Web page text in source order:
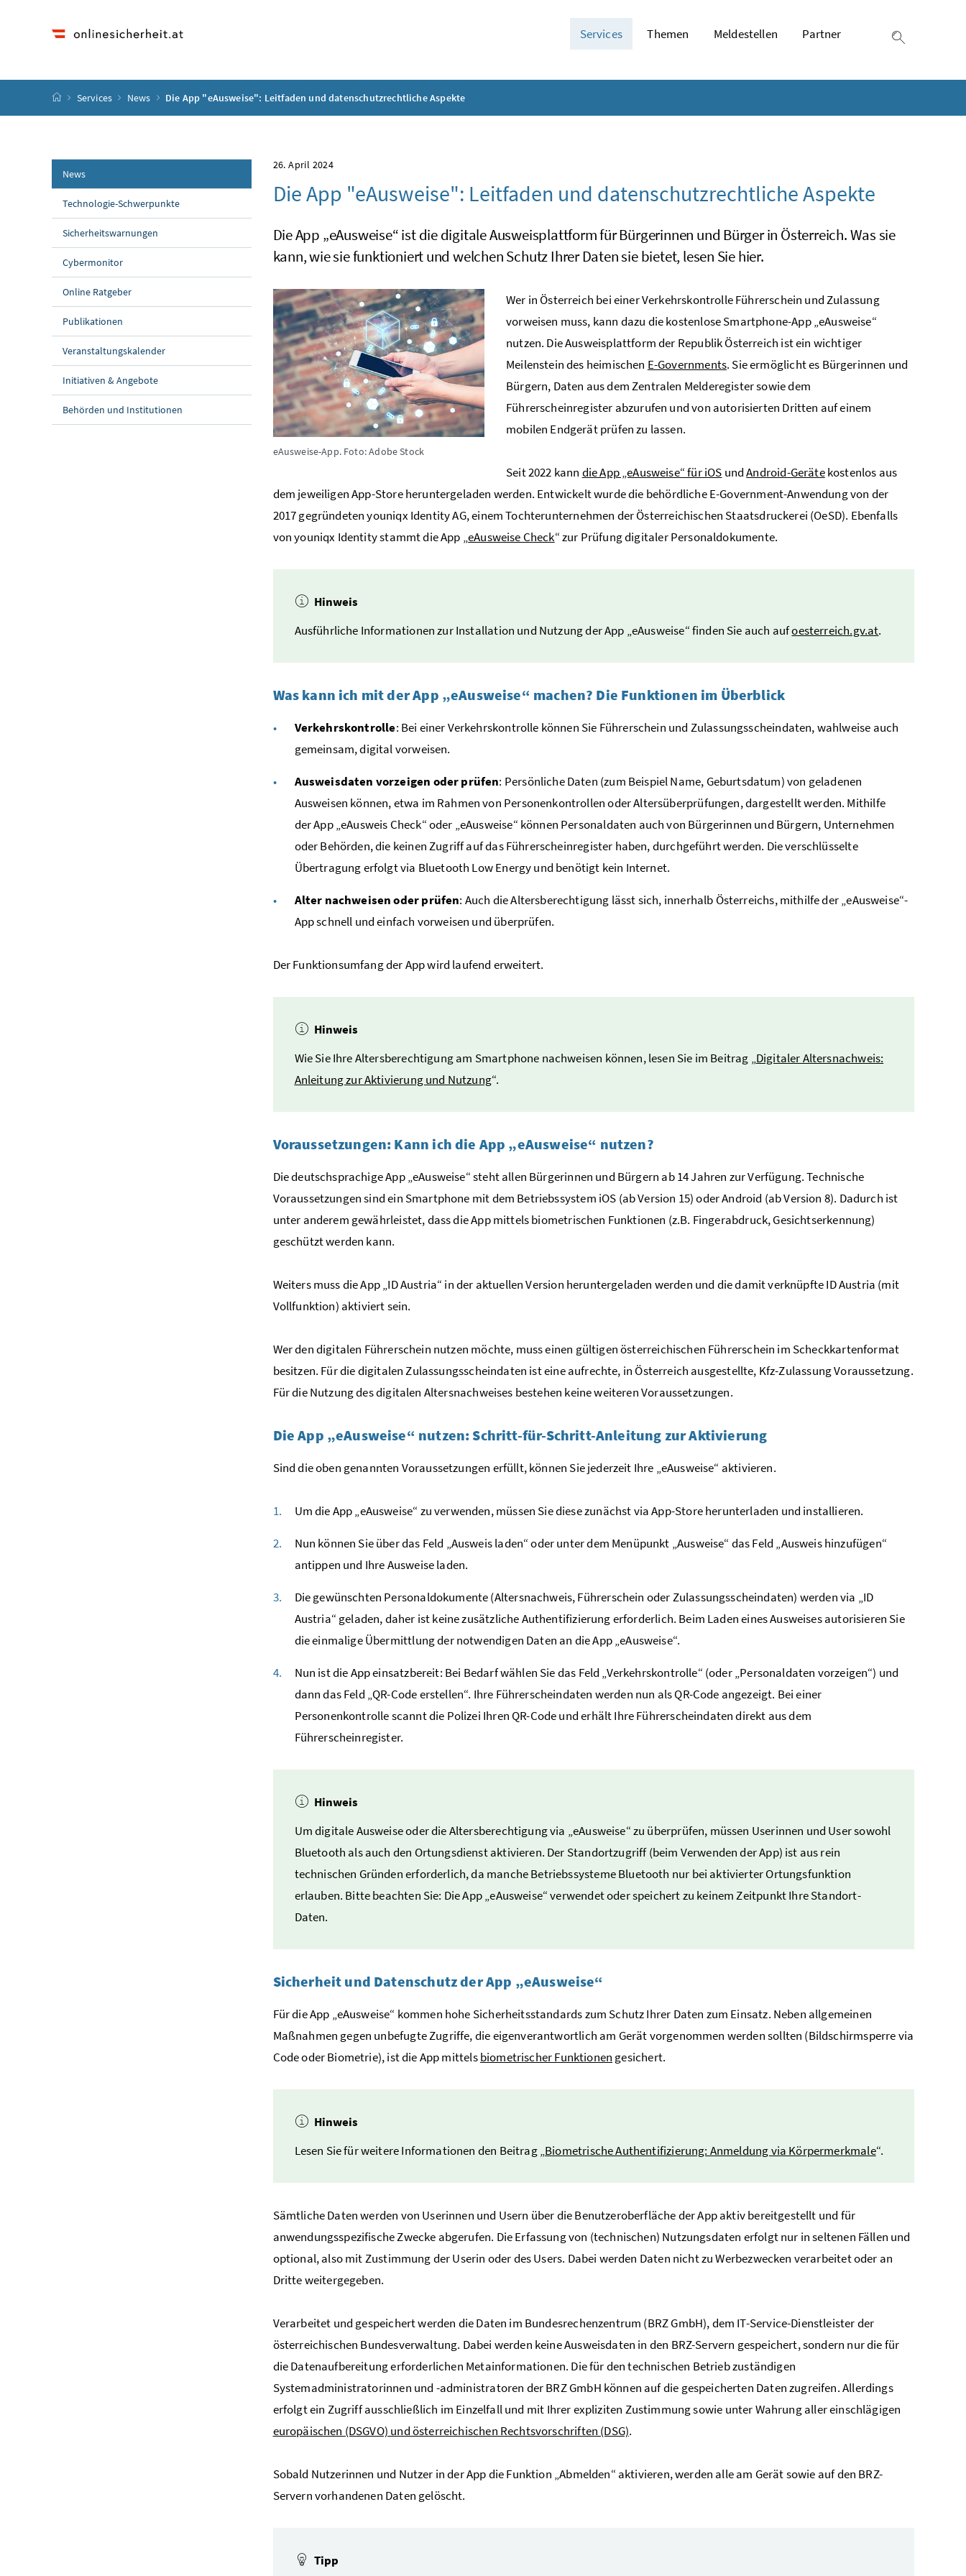
Services Themen Meldestellen Partner
Startseite
Services News Die App "eAusweise": Leitfaden und datenschutzrechtliche Aspekte
News
Technologie-Schwerpunkte
Sicherheitswarnungen
Cybermonitor
Online Ratgeber
Publikationen
Veranstaltungskalender
Initiativen & Angebote
Behörden und Institutionen
26. April 2024
Die App "eAusweise": Leitfaden und datenschutzrechtliche Aspekte
Die App „eAusweise“ ist die digitale Ausweisplattform für Bürgerinnen und Bürger in Österreich. Was sie
kann, wie sie funktioniert und welchen Schutz Ihrer Daten sie bietet, lesen Sie hier.
eAusweise-App. Foto: Adobe Stock
Wer in Österreich bei einer Verkehrskontrolle Führerschein und Zulassung
vorweisen muss, kann dazu die kostenlose Smartphone-App „eAusweise“
nutzen. Die Ausweisplattform der Republik Österreich ist ein wichtiger
Meilenstein des heimischen E-Governments. Sie ermöglicht es Bürgerinnen und
Bürgern, Daten aus dem Zentralen Melderegister sowie dem
Führerscheinregister abzurufen und von autorisierten Dritten auf einem
mobilen Endgerät prüfen zu lassen.
Seit 2022 kann die App „eAusweise“ für iOS undAndroid-Gerätekostenlos aus
dem jeweiligen App-Store heruntergeladen werden. Entwickelt wurde die behördliche E-Government-Anwendung von der
2017 gegründeten youniqx Identity AG, einem Tochterunternehmen der Österreichischen Staatsdruckerei (OeSD). Ebenfalls
von youniqx Identity stammt die App „eAusweise Check“ zur Prüfung digitaler Personaldokumente.
Hinweis
Ausführliche Informationen zur Installation und Nutzung der App „eAusweise“ finden Sie auch aufoesterreich.gv.at.
Was kann ich mit der App „eAusweise“ machen? Die Funktionen im Überblick
Verkehrskontrolle: Bei einer Verkehrskontrolle können Sie Führerschein und Zulassungsscheindaten, wahlweise auch
gemeinsam, digital vorweisen.
Ausweisdaten vorzeigen oder prüfen: Persönliche Daten (zum Beispiel Name, Geburtsdatum) von geladenen
Ausweisen können, etwa im Rahmen von Personenkontrollen oder Altersüberprüfungen, dargestellt werden. Mithilfe
der App „eAusweis Check“ oder „eAusweise“ können Personaldaten auch von Bürgerinnen und Bürgern, Unternehmen
oder Behörden, die keinen Zugriff auf das Führerscheinregister haben, durchgeführt werden. Die verschlüsselte
Übertragung erfolgt via Bluetooth Low Energy und benötigt kein Internet.
Alter nachweisen oder prüfen: Auch die Altersberechtigung lässt sich, innerhalb Österreichs, mithilfe der „eAusweise“-
App schnell und einfach vorweisen und überprüfen.
Der Funktionsumfang der App wird laufend erweitert.
Hinweis
Wie Sie Ihre Altersberechtigung am Smartphone nachweisen können, lesen Sie im Beitrag „Digitaler Altersnachweis:
Anleitung zur Aktivierung und Nutzung“.
Voraussetzungen: Kann ich die App „eAusweise“ nutzen?
Die deutschsprachige App „eAusweise“ steht allen Bürgerinnen und Bürgern ab 14 Jahren zur Verfügung. Technische
Voraussetzungen sind ein Smartphone mit dem Betriebssystem iOS (ab Version 15) oder Android (ab Version 8). Dadurch ist
unter anderem gewährleistet, dass die App mittels biometrischen Funktionen (z.B. Fingerabdruck, Gesichtserkennung)
geschützt werden kann.
Weiters muss die App „ID Austria“ in der aktuellen Version heruntergeladen werden und die damit verknüpfte ID Austria (mit
Vollfunktion) aktiviert sein.
Wer den digitalen Führerschein nutzen möchte, muss einen gültigen österreichischen Führerschein im Scheckkartenformat
besitzen. Für die digitalen Zulassungsscheindaten ist eine aufrechte, in Österreich ausgestellte, Kfz-Zulassung Voraussetzung.
Für die Nutzung des digitalen Altersnachweises bestehen keine weiteren Voraussetzungen.
Die App „eAusweise“ nutzen: Schritt-für-Schritt-Anleitung zur Aktivierung
Sind die oben genannten Voraussetzungen erfüllt, können Sie jederzeit Ihre „eAusweise“ aktivieren.
Um die App „eAusweise“ zu verwenden, müssen Sie diese zunächst via App-Store herunterladen und installieren.
Nun können Sie über das Feld „Ausweis laden“ oder unter dem Menüpunkt „Ausweise“ das Feld „Ausweis hinzufügen“
antippen und Ihre Ausweise laden.
Die gewünschten Personaldokumente (Altersnachweis, Führerschein oder Zulassungsscheindaten) werden via „ID
Austria“ geladen, daher ist keine zusätzliche Authentifizierung erforderlich. Beim Laden eines Ausweises autorisieren Sie
die einmalige Übermittlung der notwendigen Daten an die App „eAusweise“.
Nun ist die App einsatzbereit: Bei Bedarf wählen Sie das Feld „Verkehrskontrolle“ (oder „Personaldaten vorzeigen“) und
dann das Feld „QR-Code erstellen“. Ihre Führerscheindaten werden nun als QR-Code angezeigt. Bei einer
Personenkontrolle scannt die Polizei Ihren QR-Code und erhält Ihre Führerscheindaten direkt aus dem
Führerscheinregister.
Hinweis
Um digitale Ausweise oder die Altersberechtigung via „eAusweise“ zu überprüfen, müssen Userinnen und User sowohl
Bluetooth als auch den Ortungsdienst aktivieren. Der Standortzugriff (beim Verwenden der App) ist aus rein
technischen Gründen erforderlich, da manche Betriebssysteme Bluetooth nur bei aktivierter Ortungsfunktion
erlauben. Bitte beachten Sie: Die App „eAusweise“ verwendet oder speichert zu keinem Zeitpunkt Ihre Standort-
Daten.
Sicherheit und Datenschutz der App „eAusweise“
Für die App „eAusweise“ kommen hohe Sicherheitsstandards zum Schutz Ihrer Daten zum Einsatz. Neben allgemeinen
Maßnahmen gegen unbefugte Zugriffe, die eigenverantwortlich am Gerät vorgenommen werden sollten (Bildschirmsperre via
Code oder Biometrie), ist die App mittelsbiometrischer Funktionen gesichert.
Hinweis
Lesen Sie für weitere Informationen den Beitrag „Biometrische Authentifizierung: Anmeldung via Körpermerkmale“.
Sämtliche Daten werden von Userinnen und Usern über die Benutzeroberfläche der App aktiv bereitgestellt und für
anwendungsspezifische Zwecke abgerufen. Die Erfassung von (technischen) Nutzungsdaten erfolgt nur in seltenen Fällen und
optional, also mit Zustimmung der Userin oder des Users. Dabei werden Daten nicht zu Werbezwecken verarbeitet oder an
Dritte weitergegeben.
Verarbeitet und gespeichert werden die Daten im Bundesrechenzentrum (BRZ GmbH), dem IT-Service-Dienstleister der
österreichischen Bundesverwaltung. Dabei werden keine Ausweisdaten in den BRZ-Servern gespeichert, sondern nur die für
die Datenaufbereitung erforderlichen Metainformationen. Die für den technischen Betrieb zuständigen
Systemadministratorinnen und -administratoren der BRZ GmbH können auf die gespeicherten Daten zugreifen. Allerdings
erfolgt ein Zugriff ausschließlich im Einzelfall und mit Ihrer expliziten Zustimmung sowie unter Wahrung aller einschlägigen
europäischen (DSGVO) und österreichischen Rechtsvorschriften (DSG).
Sobald Nutzerinnen und Nutzer in der App die Funktion „Abmelden“ aktivieren, werden alle am Gerät sowie auf den BRZ-
Servern vorhandenen Daten gelöscht.
Tipp